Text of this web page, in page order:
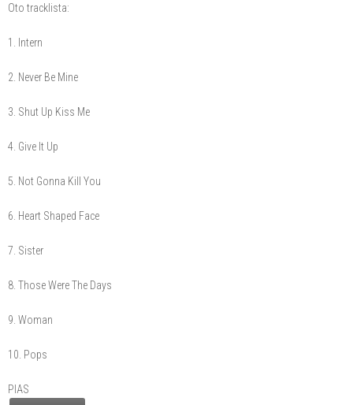
Oto tracklista:
1. Intern
2. Never Be Mine
3. Shut Up Kiss Me
4. Give It Up
5. Not Gonna Kill You
6. Heart Shaped Face
7. Sister
8. Those Were The Days
9. Woman
10. Pops
PIAS